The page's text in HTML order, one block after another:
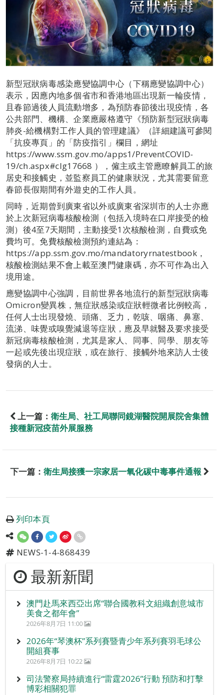
新型冠狀病毒感染應變協調中心（下稱應變協調中心）
表示，因應內地多個省市和香港地區出現新一輪疫情，
且春節過後人員流動增多，為預防春節後出現疫情，各
公共部門、機構、企業應嚴格遵守《預防新型冠狀病毒
肺炎-給機構對工作人員的管理建議》（詳細建議可參閱
「抗疫專頁」的「防疫指引」欄目，網址
https://www.ssm.gov.mo/apps1/PreventCOVID-
19/ch.aspx#clg17668 ），僱主或主管應瞭解員工的旅
居史和接觸史，並監察員工的健康狀況，尤其需要留意
春節長假期間有外遊史的工作人員。
同時，近期曾到廣東省以外或廣東省深圳市的人士亦應
於上次新冠病毒核酸檢測（包括入境時在口岸接受的檢
測）後4至7天期間，主動接受1次核酸檢測，自費或免
費均可。免費核酸檢測預約連結為：
https://app.ssm.gov.mo/mandatoryrnatestbook，
核酸檢測結果不會上載至澳門健康碼，亦不可作為出入
境用途。
應變協調中心強調，目前世界各地流行的新型冠狀病毒
Omicron變異株，無症狀感染或症狀輕微者比例較高，
任何人士出現發燒、頭痛、乏力，乾咳、咽痛、鼻塞、
流涕、味覺或嗅覺減退等症狀，應及早就醫及要求接受
新冠病毒核酸檢測，尤其是家人、同事、同學、朋友等
一起或先後出現症狀，或在旅行、接觸外地來訪人士後
發病的人士。
上一篇： 衛生局、社工局聯同鏡湖醫院開展院舍集體
接種新冠疫苗外展服務
下一篇： 衛生局接獲一宗家居一氧化碳中毒事件通報
列印本頁
NEWS-1-4-868439
最新新聞
澳門赴馬來西亞出席“聯合國教科文組織創意城市
美食之都年會”
2026年8月7日 11:00
2026年“琴澳杯”系列賽暨青少年系列賽羽毛球公
開組賽事
2026年8月7日 10:22
司法警察局持續進行“雷霆2026”行動 預防和打擊
博彩相關犯罪